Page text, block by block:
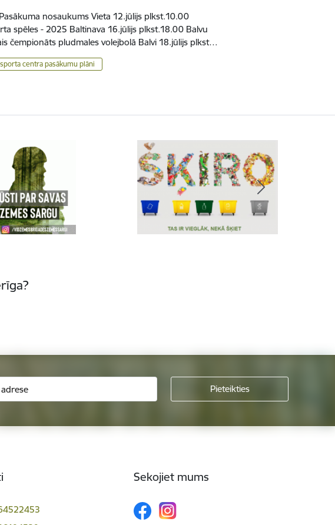
nosaukums Vieta 12.jūlijs plkst.10.00
spēles - 2025 Baltinava 16.jūlijs plkst.18.00 Balvu
čempionāts pludmales volejbolā Balvi 18.jūlijs plkst…
centra pasākumu plāni
Sekojiet mums